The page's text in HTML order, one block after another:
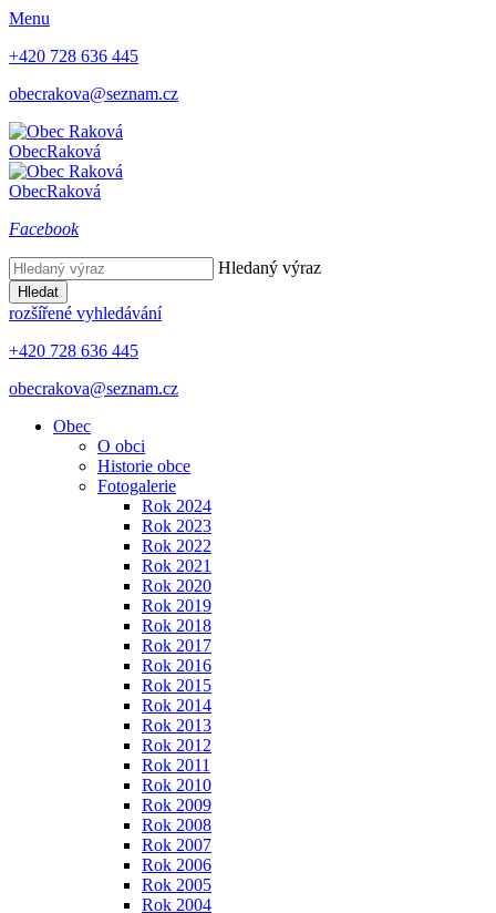
Menu
+420 728 636 445
obecrakova@seznam.cz
ObecRaková
ObecRaková
Facebook
Hledaný výraz
Hledat
rozšířené vyhledávání
+420 728 636 445
obecrakova@seznam.cz
Obec
O obci
Historie obce
Fotogalerie
Rok 2024
Rok 2023
Rok 2022
Rok 2021
Rok 2020
Rok 2019
Rok 2018
Rok 2017
Rok 2016
Rok 2015
Rok 2014
Rok 2013
Rok 2012
Rok 2011
Rok 2010
Rok 2009
Rok 2008
Rok 2007
Rok 2006
Rok 2005
Rok 2004